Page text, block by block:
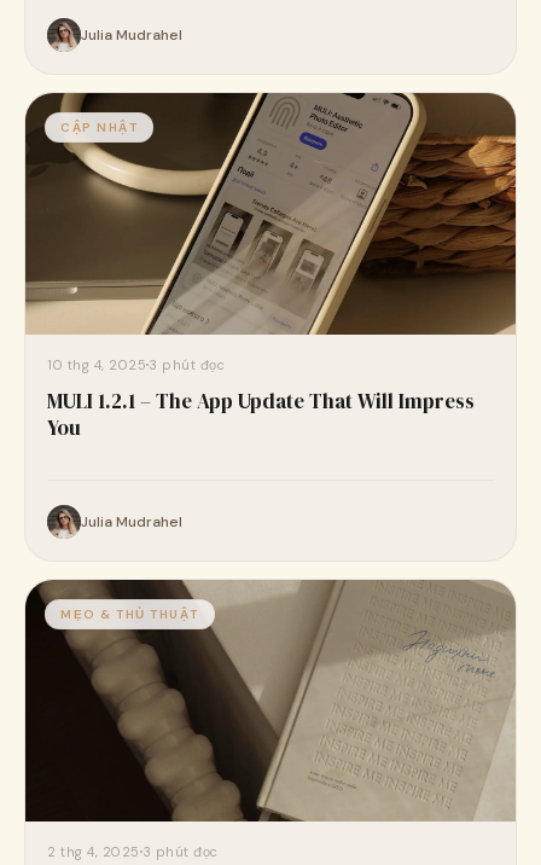
Julia Mudrahel
CẬP NHẬT
10 thg 4, 2025 3 phút đọc
MULI 1.2.1 – The App Update That Will Impress
You
Julia Mudrahel
MẸO & THỦ THUẬT
2 thg 4, 2025 3 phút đọc